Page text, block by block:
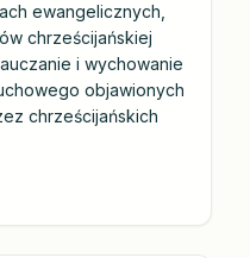
ewangelicznych,
chrześcijańskiej
i wychowanie
objawionych
chrześcijańskich